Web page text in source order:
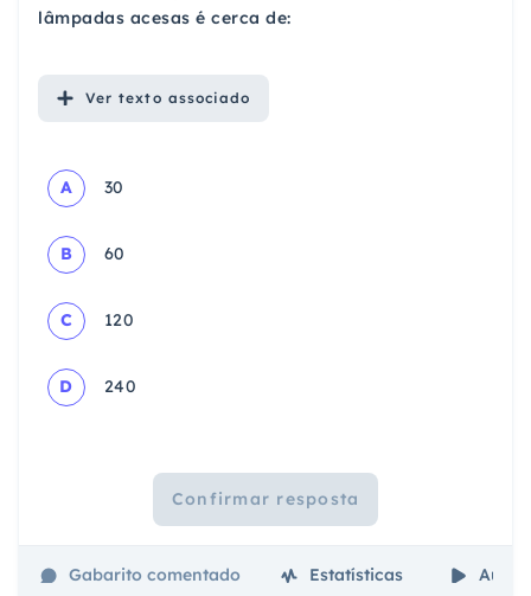
lâmpadas acesas é cerca de:
Ver texto associado
A 30
B 60
C 120
D 240
Confirmar resposta
Gabarito comentado Estatísticas Aulas